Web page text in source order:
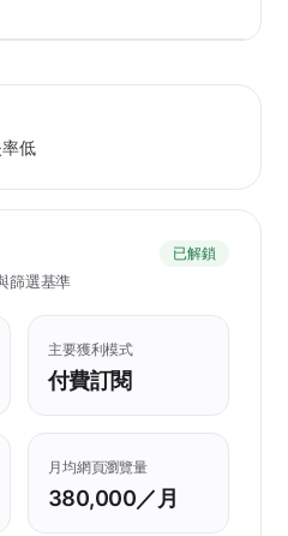
低
已解鎖
篩選基準
主要獲利模式
付費訂閱
月均網頁瀏覽量
380,000／月